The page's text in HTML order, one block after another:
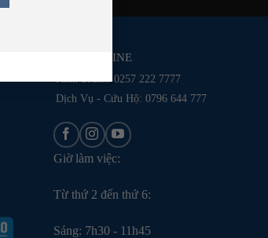
HOTLINE
Kinh doanh:0257 222 7777
Dịch Vụ - Cứu Hộ: 0796 644 777
Giờ làm việc:
Từ thứ 2 đến thứ 6:
Sáng: 7h30 - 11h45